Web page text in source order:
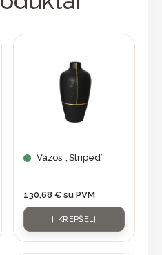
Vazos „Striped”
130,68 € su PVM
Į KREPŠELĮ